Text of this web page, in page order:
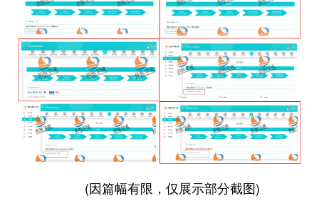
(因篇幅有限，仅展示部分截图)